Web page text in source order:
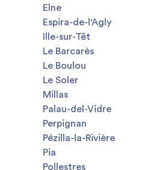
Elne
Espira-de-l'Agly
Ille-sur-Têt
Le Barcarès
Le Boulou
Le Soler
Millas
Palau-del-Vidre
Perpignan
Pézilla-la-Rivière
Pia
Pollestres